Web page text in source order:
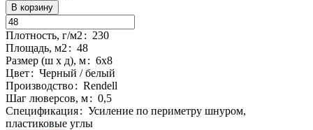
В корзину
Плотность, г/м2: 230
Площадь, м2: 48
Размер (ш х д), м: 6х8
Цвет: Черный / белый
Производство: Rendell
Шаг люверсов, м: 0,5
Спецификация: Усиление по периметру шнуром,
пластиковые углы